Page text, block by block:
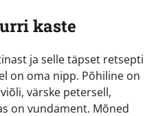
kaste
ja selle täpset retsepti
on oma nipp. Põhiline on
värske petersell,
on vundament. Mõned